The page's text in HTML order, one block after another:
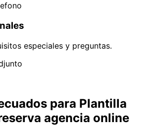
especiales y preguntas.
para Plantilla
agencia online